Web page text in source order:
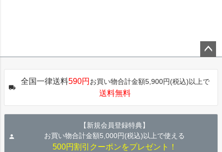
ップ
全国一律送料590円 お買い物合計金額5,900円(税込)以上で
送料無料
【新規会員登録特典】
お買い物合計金額5,000円(税込)以上で使える
500円割引クーポンをプレゼント！